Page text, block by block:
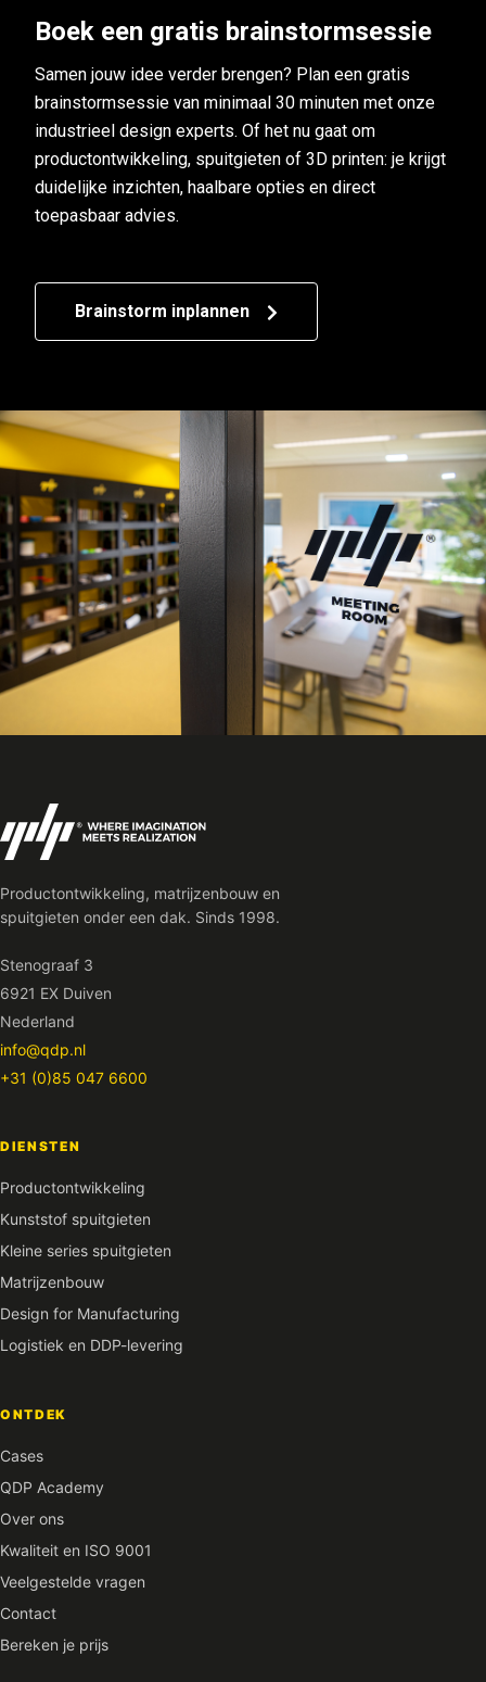
Boek een gratis brainstormsessie
Samen jouw idee verder brengen? Plan een gratis
brainstormsessie van minimaal 30 minuten met onze
industrieel design experts. Of het nu gaat om
productontwikkeling, spuitgieten of 3D printen: je krijgt
duidelijke inzichten, haalbare opties en direct
toepasbaar advies.
Brainstorm inplannen
Productontwikkeling, matrijzenbouw en
spuitgieten onder een dak. Sinds 1998.
Stenograaf 3
6921 EX Duiven
Nederland
info@qdp.nl
+31 (0)85 047 6600
DIENSTEN
Productontwikkeling
Kunststof spuitgieten
Kleine series spuitgieten
Matrijzenbouw
Design for Manufacturing
Logistiek en DDP-levering
ONTDEK
Cases
QDP Academy
Over ons
Kwaliteit en ISO 9001
Veelgestelde vragen
Contact
Bereken je prijs